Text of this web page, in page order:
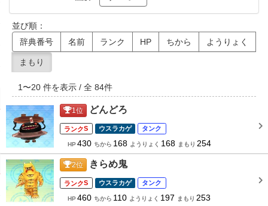
並び順：
辞典番号
名前 ランク HP ちから ようりょく
まもり
1 〜20 件を表示 / 全 84件
1位 どんどろ
S ウスラカゲ タンク
HP430 ちから 168 ようりょく 168 まもり 254
2位 きらめ鬼
S ウスラカゲ タンク
HP460 ちから 110 ようりょく 197 まもり 253